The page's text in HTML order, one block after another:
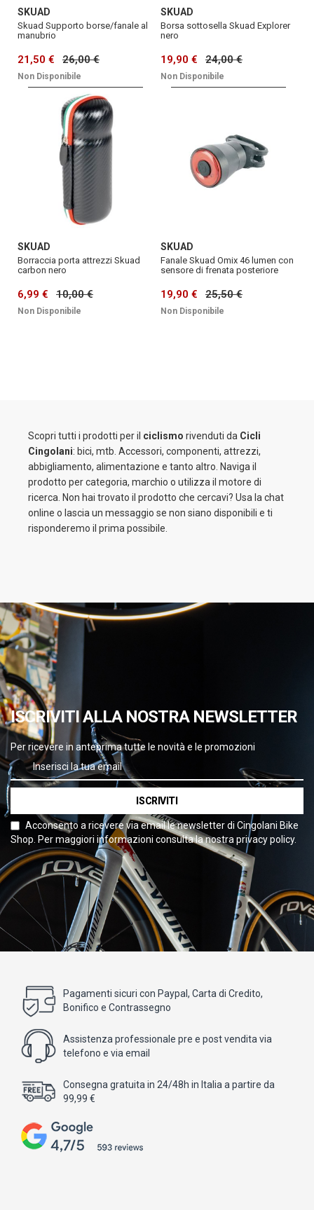
SKUAD
Skuad Supporto borse/fanale al
manubrio
21,50 € 26,00 €
Non Disponibile
SKUAD
Borsa sottosella Skuad Explorer
nero
19,90 € 24,00 €
Non Disponibile
SKUAD
Borraccia porta attrezzi Skuad
carbon nero
6,99 € 10,00 €
Non Disponibile
SKUAD
Fanale Skuad Omix 46 lumen con
sensore di frenata posteriore
19,90 € 25,50 €
Non Disponibile
Scopri tutti i prodotti per il ciclismo rivenduti da Cicli
Cingolani: bici, mtb. Accessori, componenti, attrezzi,
abbigliamento, alimentazione e tanto altro. Naviga il
prodotto per categoria, marchio o utilizza il motore di
ricerca. Non hai trovato il prodotto che cercavi? Usa la chat
online o lascia un messaggio se non siano disponibili e ti
risponderemo il prima possibile.
ISCRIVITI ALLA NOSTRA NEWSLETTER
Per ricevere in anteprima tutte le novità e le promozioni
ISCRIVITI
Acconsento a ricevere via email le newsletter di Cingolani Bike
Shop. Per maggiori informazioni consulta la nostra privacy policy.
Pagamenti sicuri con Paypal, Carta di Credito,
Bonifico e Contrassegno
Assistenza professionale pre e post vendita via
telefono e via email
Consegna gratuita in 24/48h in Italia a partire da
99,99 €